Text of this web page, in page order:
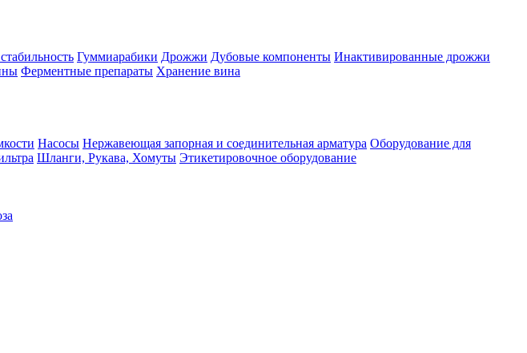
Гуммиарабики Дрожжи Дубовые компоненты Инактивированные дрожжи
Ферментные препараты Хранение вина
Насосы Нержавеющая запорная и соединительная арматура Оборудование для
Шланги, Рукава, Хомуты Этикетировочное оборудование